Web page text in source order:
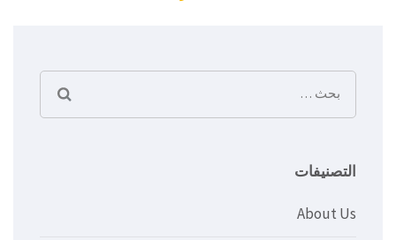
البحث
عن:
التصنيفات
About Us